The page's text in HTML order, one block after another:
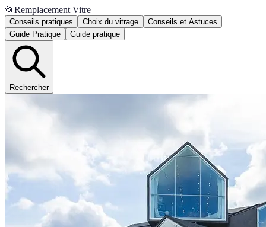
📂 Remplacement Vitre
Conseils pratiques Choix du vitrage
Conseils et Astuces
Guide Pratique
Guide pratique
Rechercher